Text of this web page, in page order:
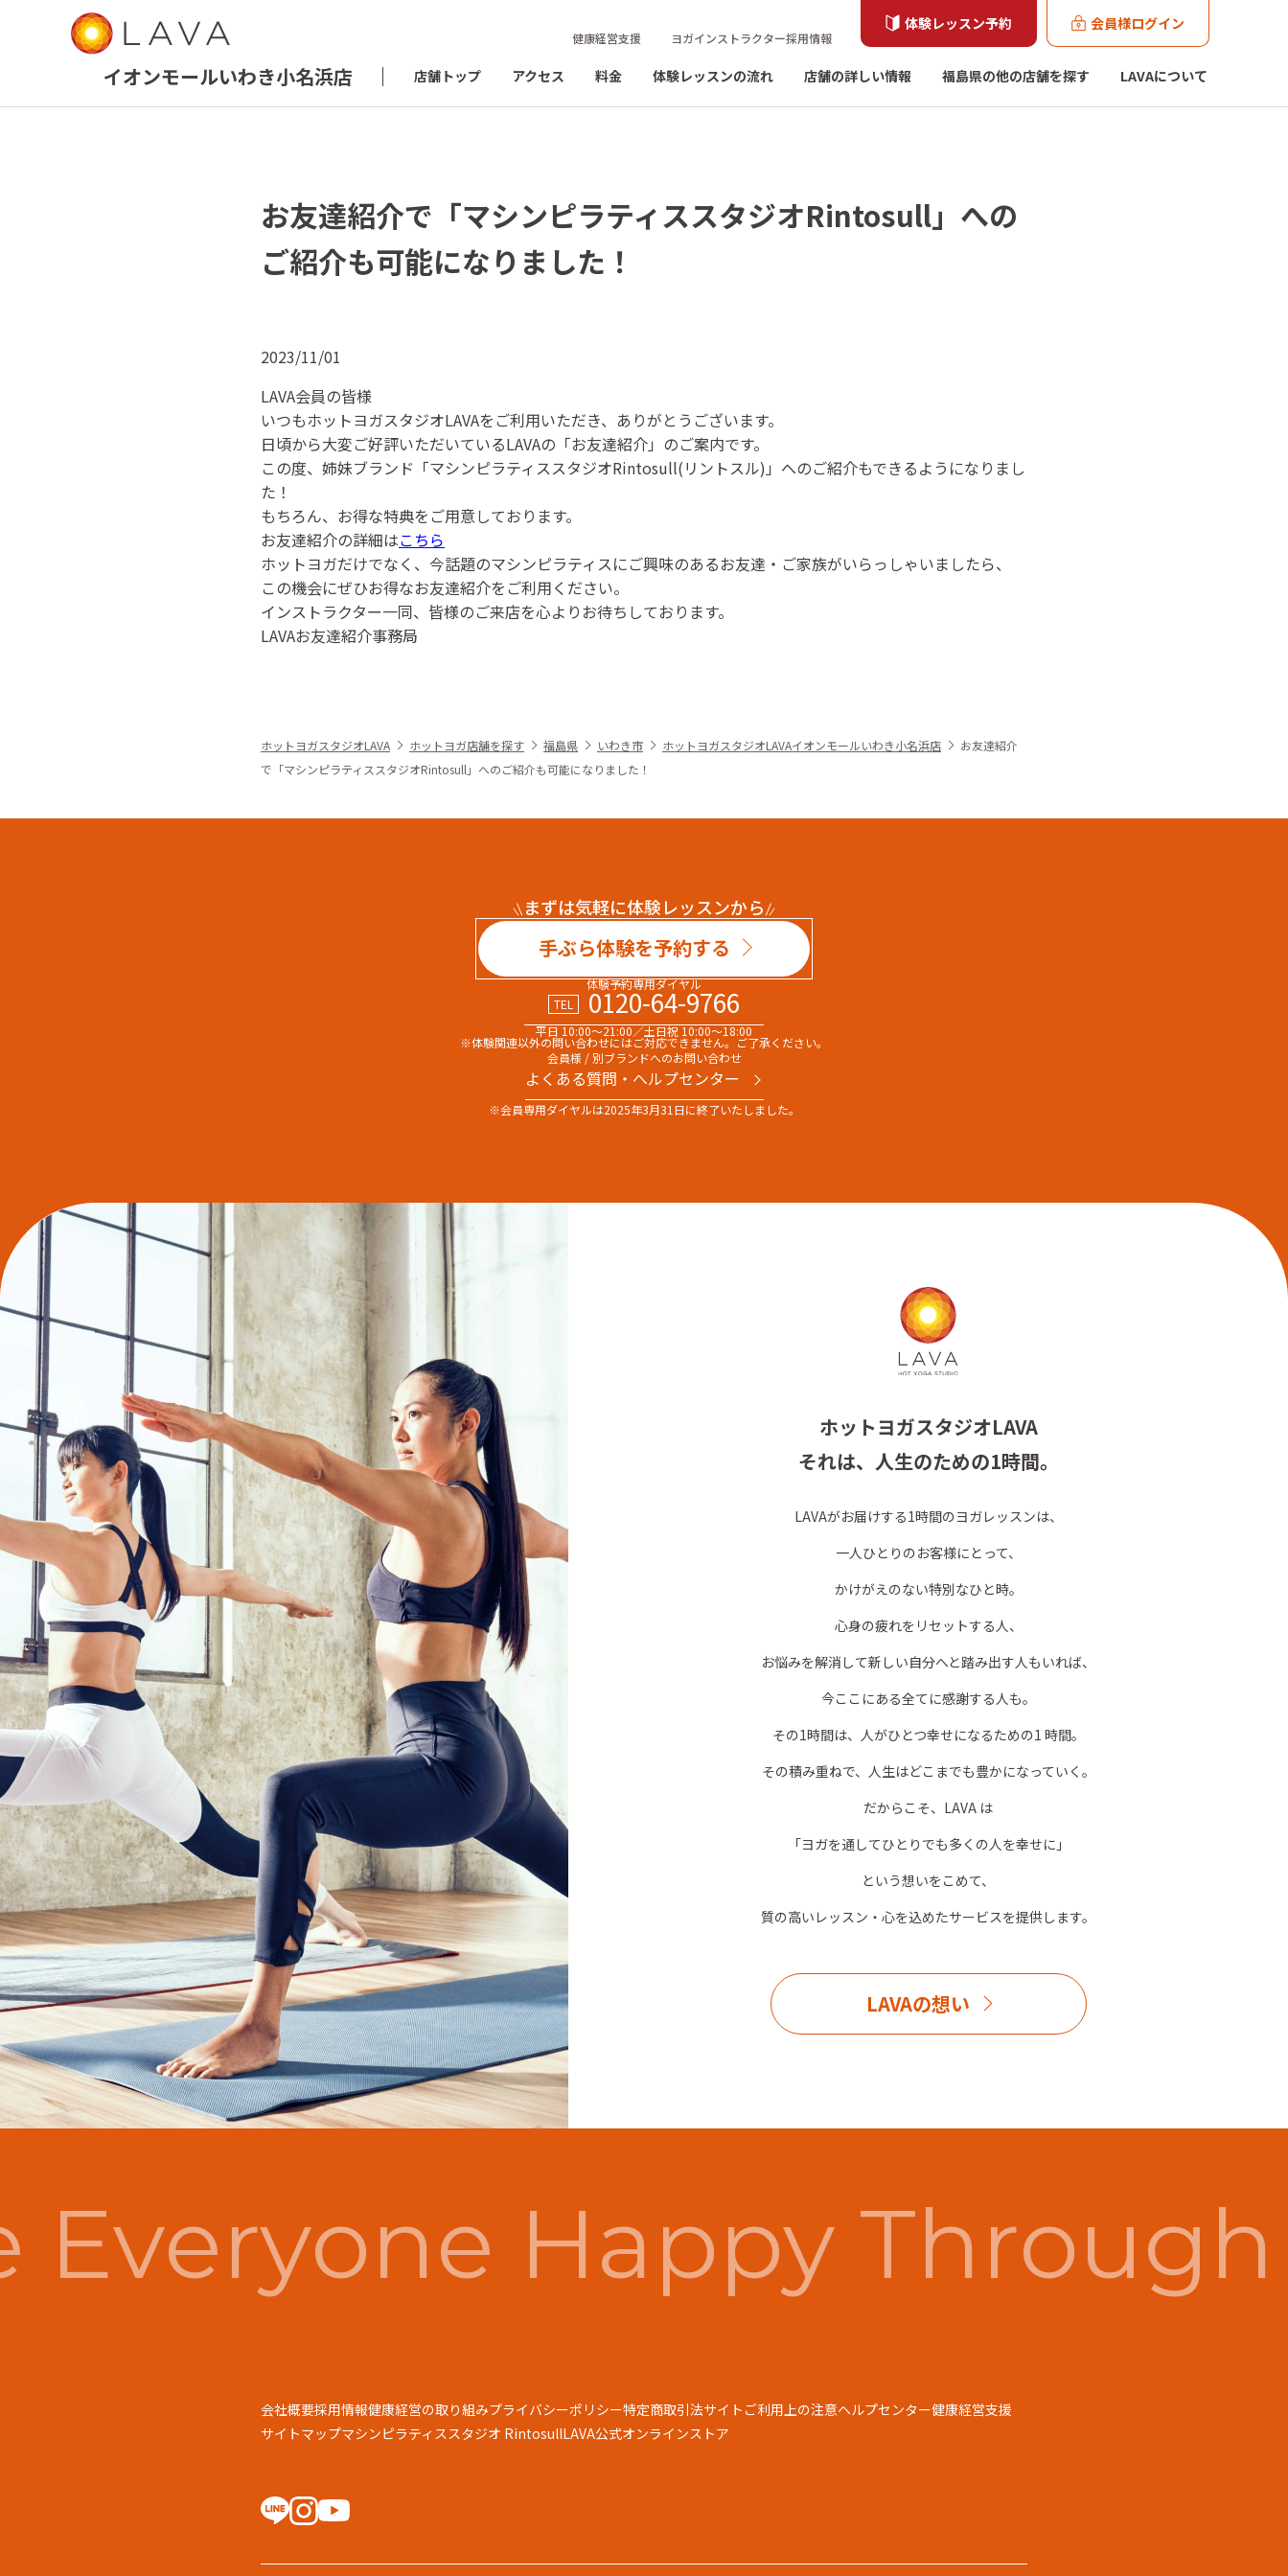
健康経営支援 ヨガインストラクター採用情報
体験レッスン予約 会員様ログイン
イオンモールいわき小名浜店 店舗トップ アクセス 料金 体験レッスンの流れ 店舗の詳しい情報 福島県の他の店舗を探す LAVAについて
お友達紹介で「マシンピラティススタジオRintosull」への
ご紹介も可能になりました！
2023/11/01
LAVA会員の皆様
いつもホットヨガスタジオLAVAをご利用いただき、ありがとうございます。
日頃から大変ご好評いただいているLAVAの「お友達紹介」のご案内です。
この度、姉妹ブランド「マシンピラティススタジオRintosull(リントスル)」へのご紹介もできるようになりまし
た！
もちろん、お得な特典をご用意しております。
お友達紹介の詳細はこちら
ホットヨガだけでなく、今話題のマシンピラティスにご興味のあるお友達・ご家族がいらっしゃいましたら、
この機会にぜひお得なお友達紹介をご利用ください。
インストラクター一同、皆様のご来店を心よりお待ちしております。
LAVAお友達紹介事務局
ホットヨガスタジオLAVA ホットヨガ店舗を探す 福島県 いわき市 ホットヨガスタジオLAVAイオンモールいわき小名浜店
お友達紹介
で「マシンピラティススタジオRintosull」へのご紹介も可能になりました！
まずは気軽に体験レッスンから
手ぶら体験を予約する
体験予約専用ダイヤル
TEL
0120-64-9766
平日 10:00～21:00／土日祝 10:00～18:00
※体験関連以外の問い合わせにはご対応できません。ご了承ください。
会員様 / 別ブランドへのお問い合わせ
よくある質問・へルプセンター
※会員専用ダイヤルは2025年3月31日に終了いたしました。
ホットヨガスタジオLAVA
それは、人生のための1時間。
LAVAがお届けする1時間のヨガレッスンは、
一人ひとりのお客様にとって、
かけがえのない特別なひと時。
心身の疲れをリセットする人、
お悩みを解消して新しい自分へと踏み出す人もいれば、
今ここにある全てに感謝する人も。
その1時間は、人がひとつ幸せになるための1 時間。
その積み重ねで、人生はどこまでも豊かになっていく。
だからこそ、LAVA は
「ヨガを通してひとりでも多くの人を幸せに」
という想いをこめて、
質の高いレッスン・心を込めたサービスを提供します。
LAVAの想い
Happy Through
会社概要採用情報健康経営の取り組みプライバシーポリシー特定商取引法サイトご利用上の注意ヘルプセンター健康経営支援
サイトマップマシンピラティススタジオ RintosullLAVA公式オンラインストア